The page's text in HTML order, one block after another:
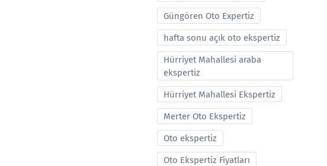
Güngören Oto Expertiz
hafta sonu açık oto ekspertiz
Hürriyet Mahallesi araba
ekspertiz
Hürriyet Mahallesi Ekspertiz
Merter Oto Ekspertiz
Oto ekspertiz
Oto Ekspertiz Fiyatları